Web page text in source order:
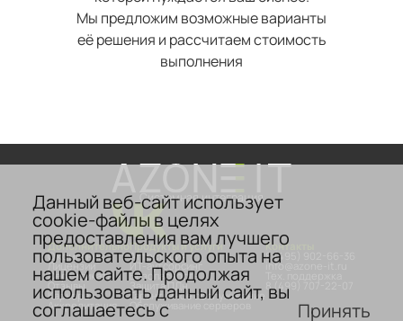
Мы предложим возможные варианты
её решения и рассчитаем стоимость
выполнения
Системная интеграция
Дополнительно
О компании
Лицензии
Сертификаты
Отзывы
Карьера
Аккредитация
Продукты и услуги
Аттестация
ИТ-аутсорсинг
Безопасность
Защита ПДн
Гарантийное обслуживание
Обслуживание серверов
Контакты
8 (495) 902-66-36
info@azone-it.ru
8 (499) 707-22-07
Данный веб-сайт использует
cookie-файлы в целях
предоставления вам лучшего
пользовательского опыта на
нашем сайте. Продолжая
использовать данный сайт, вы
соглашаетесь с Принять